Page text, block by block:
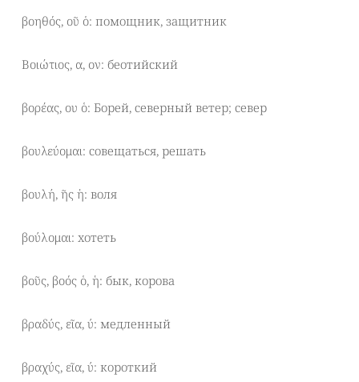
βοηθός, οῦ ὁ: помощник, защитник
Βοιώτιος, α, ον: беотийский
βορέας, ου ὁ: Борей, северный ветер; север
βουλεύομαι: совещаться, решать
βουλή, ῆς ἡ: воля
βούλομαι: хотеть
βοῦς, βοός ὁ, ἡ: бык, корова
βραδύς, εῖα, ύ: медленный
βραχύς, εῖα, ύ: короткий